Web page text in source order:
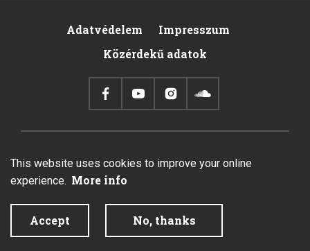
Adatvédelem
Impresszum
Közérdekű adatok
2026 © All rights reserved.
Created by Integral Vision Kft.
This website uses cookies to improve your online
experience. More info
Accept No, thanks